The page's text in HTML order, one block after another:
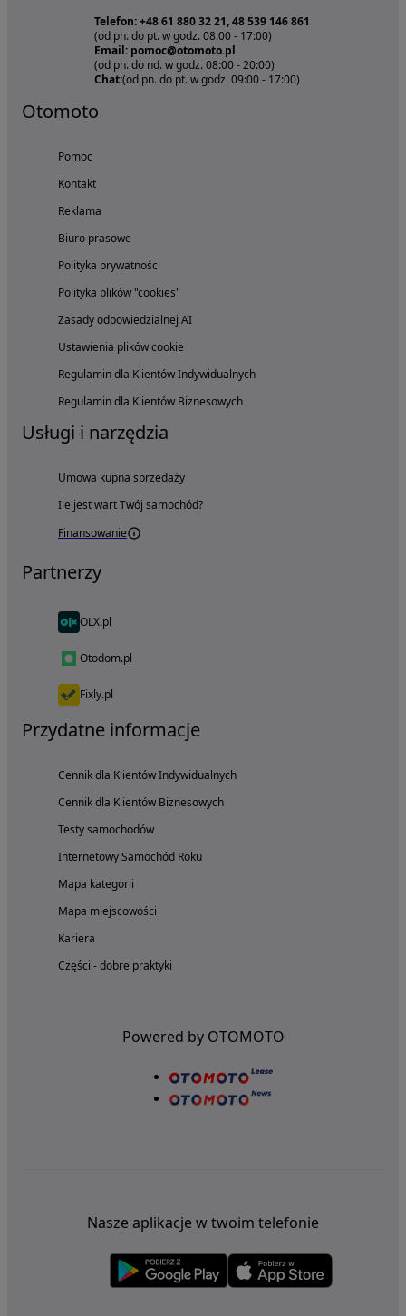
Telefon: +48 61 880 32 21, 48 539 146 861
(od pn. do pt. w godz. 08:00 - 17:00)
Email: pomoc@otomoto.pl
(od pn. do nd. w godz. 08:00 - 20:00)
Chat:(od pn. do pt. w godz. 09:00 - 17:00)
Otomoto
Pomoc
Kontakt
Reklama
Biuro prasowe
Polityka prywatności
Polityka plików "cookies"
Zasady odpowiedzialnej AI
Ustawienia plików cookie
Regulamin dla Klientów Indywidualnych
Regulamin dla Klientów Biznesowych
Usługi i narzędzia
Umowa kupna sprzedaży
Ile jest wart Twój samochód?
Finansowanie
Partnerzy
OLX.pl
Otodom.pl
Fixly.pl
Przydatne informacje
Cennik dla Klientów Indywidualnych
Cennik dla Klientów Biznesowych
Testy samochodów
Internetowy Samochód Roku
Mapa kategorii
Mapa miejscowości
Kariera
Części - dobre praktyki
Powered by OTOMOTO
Nasze aplikacje w twoim telefonie